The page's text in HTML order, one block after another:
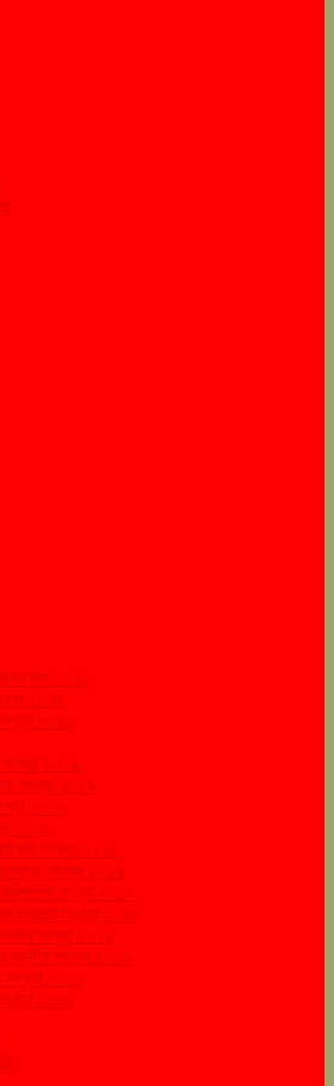
সংখ্যা ২০১৮
২০১৮
২০১৮
সংখ্যা ২০১৯
সংখ্যা ২০১৯
২০১৯
২০১৯
সংখ্যা ২০১৯
সংখ্যা ২০১৯
সংখ্যা ২০১৯
মহালয়া সংখ্যা ২০১৯
শারদ সংখ্যা ২০১৯
বড়দিন সংখ্যা ২০১৯
সংখ্যা ২০১৯
২০১৯